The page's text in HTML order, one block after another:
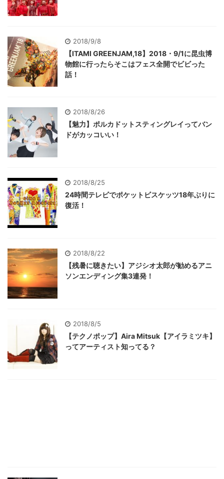
2018/9/8
【ITAMI GREENJAM,18】2018・9/1に昆虫博
物館に行ったらそこはフェス全開でビビった
話！
2018/8/26
【魅力】ポルカドットスティングレイってバン
ドがカッコいい！
2018/8/25
24時間テレビでポケットビスケッツ18年ぶりに
復活！
2018/8/22
【残暑に聴きたい】アジシオ太郎が勧めるアニ
ソンエンディング集3連発！
2018/8/5
【テクノポップ】Aira Mitsuk【アイラミツキ】
ってアーティスト知ってる？